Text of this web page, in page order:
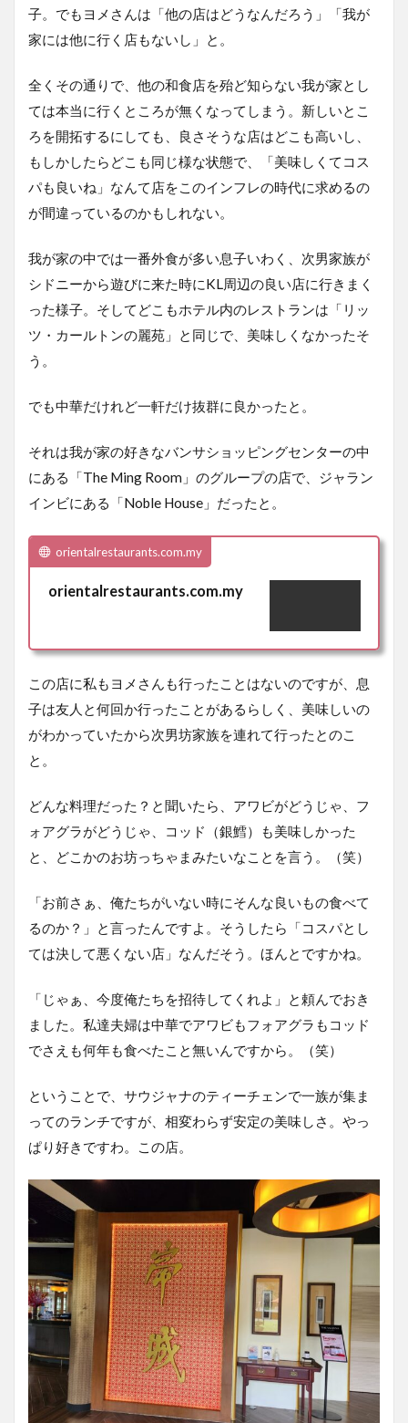
子。でもヨメさんは「他の店はどうなんだろう」「我が
家には他に行く店もないし」と。
全くその通りで、他の和食店を殆ど知らない我が家とし
ては本当に行くところが無くなってしまう。新しいとこ
ろを開拓するにしても、良さそうな店はどこも高いし、
もしかしたらどこも同じ様な状態で、「美味しくてコス
パも良いね」なんて店をこのインフレの時代に求めるの
が間違っているのかもしれない。
我が家の中では一番外食が多い息子いわく、次男家族が
シドニーから遊びに来た時にKL周辺の良い店に行きまく
った様子。そしてどこもホテル内のレストランは「リッ
ツ・カールトンの麗苑」と同じで、美味しくなかったそ
う。
でも中華だけれど一軒だけ抜群に良かったと。
それは我が家の好きなバンサショッピングセンターの中
にある「The Ming Room」のグループの店で、ジャラン
インビにある「Noble House」だったと。
orientalrestaurants.com.my
orientalrestaurants.com.my
この店に私もヨメさんも行ったことはないのですが、息
子は友人と何回か行ったことがあるらしく、美味しいの
がわかっていたから次男坊家族を連れて行ったとのこ
と。
どんな料理だった？と聞いたら、アワビがどうじゃ、フ
ォアグラがどうじゃ、コッド（銀鱈）も美味しかった
と、どこかのお坊っちゃまみたいなことを言う。（笑）
「お前さぁ、俺たちがいない時にそんな良いもの食べて
るのか？」と言ったんですよ。そうしたら「コスパとし
ては決して悪くない店」なんだそう。ほんとですかね。
「じゃぁ、今度俺たちを招待してくれよ」と頼んでおき
ました。私達夫婦は中華でアワビもフォアグラもコッド
でさえも何年も食べたこと無いんですから。（笑）
ということで、サウジャナのティーチェンで一族が集ま
ってのランチですが、相変わらず安定の美味しさ。やっ
ぱり好きですわ。この店。